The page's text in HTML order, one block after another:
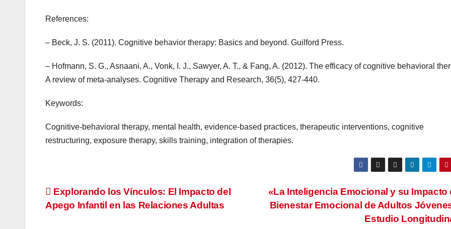
References:
– Beck, J. S. (2011). Cognitive behavior therapy: Basics and beyond. Guilford Press.
– Hofmann, S. G., Asnaani, A., Vonk, I. J., Sawyer, A. T., & Fang, A. (2012). The efficacy of cognitive behavioral
A review of meta-analyses. Cognitive Therapy and Research, 36(5), 427-440.
Keywords:
Cognitive-behavioral therapy, mental health, evidence-based practices, therapeutic interventions, cognitive
restructuring, exposure therapy, skills training, integration of therapies.
Navegación
de
«La Inteligencia Emocional y su Impacto
Bienestar Emocional de Adultos
Estudio
Explorando los Vínculos: El Impacto del
Apego Infantil en las Relaciones Adultas